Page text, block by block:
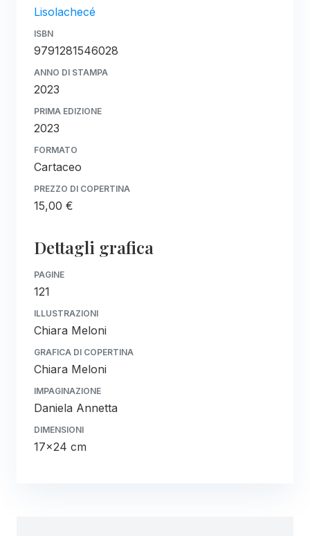
Lisolachecé
ISBN
9791281546028
ANNO DI STAMPA
2023
PRIMA EDIZIONE
2023
FORMATO
Cartaceo
PREZZO DI COPERTINA
15,00 €
Dettagli grafica
PAGINE
121
ILLUSTRAZIONI
Chiara Meloni
GRAFICA DI COPERTINA
Chiara Meloni
IMPAGINAZIONE
Daniela Annetta
DIMENSIONI
17x24 cm